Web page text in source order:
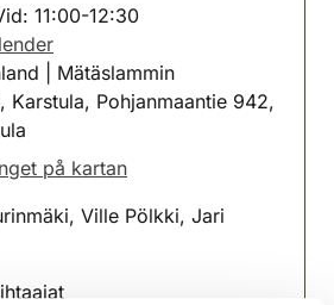
11:00-12:30
| Mätäslammin
Karstula, Pohjanmaantie 942,
på kartan
välilehteen)
Ville Pölkki, Jari